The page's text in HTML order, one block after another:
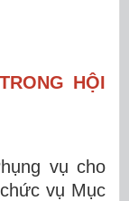
HỘI
vụ cho
vụ Mục